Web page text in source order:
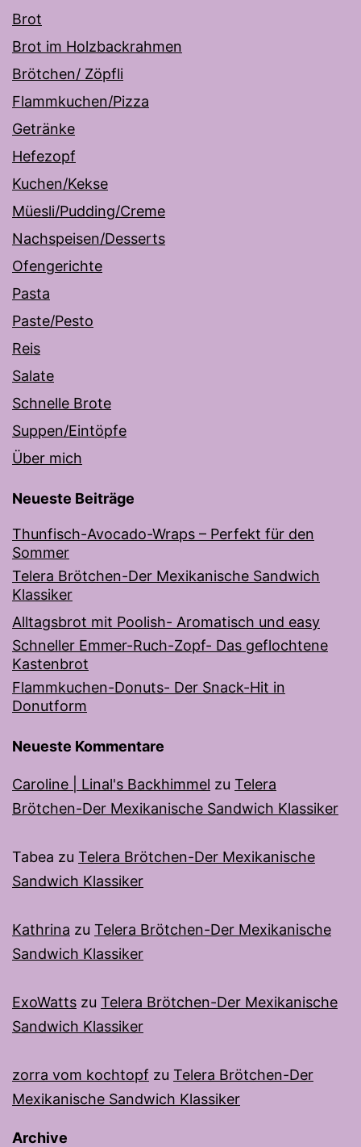
Brot
Brot im Holzbackrahmen
Brötchen/ Zöpfli
Flammkuchen/Pizza
Getränke
Hefezopf
Kuchen/Kekse
Müesli/Pudding/Creme
Nachspeisen/Desserts
Ofengerichte
Pasta
Paste/Pesto
Reis
Salate
Schnelle Brote
Suppen/Eintöpfe
Über mich
Neueste Beiträge
Thunfisch-Avocado-Wraps – Perfekt für den
Sommer
Telera Brötchen-Der Mexikanische Sandwich
Klassiker
Alltagsbrot mit Poolish- Aromatisch und easy
Schneller Emmer-Ruch-Zopf- Das geflochtene
Kastenbrot
Flammkuchen-Donuts- Der Snack-Hit in
Donutform
Neueste Kommentare
Caroline | Linal's Backhimmel zu Telera
Brötchen-Der Mexikanische Sandwich Klassiker
Tabea zu Telera Brötchen-Der Mexikanische
Sandwich Klassiker
Kathrina zu Telera Brötchen-Der Mexikanische
Sandwich Klassiker
ExoWatts zu Telera Brötchen-Der Mexikanische
Sandwich Klassiker
zorra vom kochtopf zu Telera Brötchen-Der
Mexikanische Sandwich Klassiker
Archive